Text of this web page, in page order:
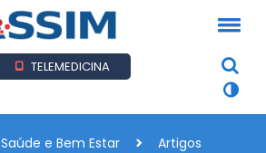
TELEMEDICINA
Saúde e Bem Estar Artigos